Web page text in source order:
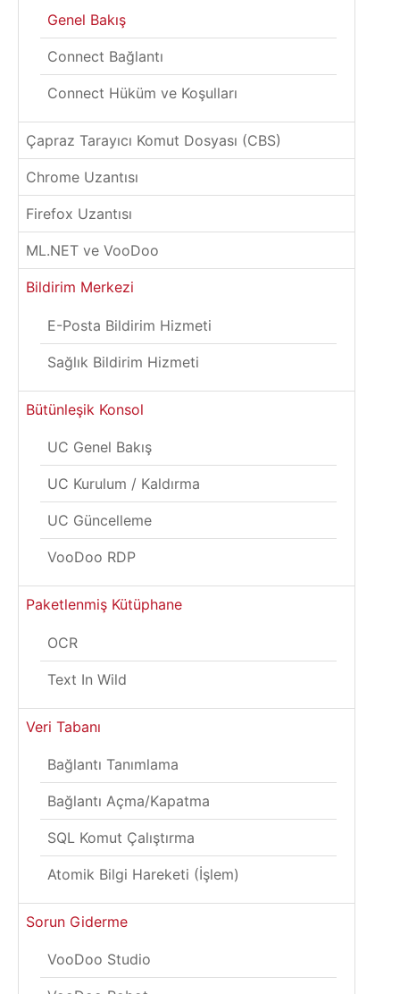
Genel Bakış
Connect Bağlantı
Connect Hüküm ve Koşulları
Çapraz Tarayıcı Komut Dosyası (CBS)
Chrome Uzantısı
Firefox Uzantısı
ML.NET ve VooDoo
Bildirim Merkezi
E-Posta Bildirim Hizmeti
Sağlık Bildirim Hizmeti
Bütünleşik Konsol
UC Genel Bakış
UC Kurulum / Kaldırma
UC Güncelleme
VooDoo RDP
Paketlenmiş Kütüphane
OCR
Text In Wild
Veri Tabanı
Bağlantı Tanımlama
Bağlantı Açma/Kapatma
SQL Komut Çalıştırma
Atomik Bilgi Hareketi (İşlem)
Sorun Giderme
VooDoo Studio